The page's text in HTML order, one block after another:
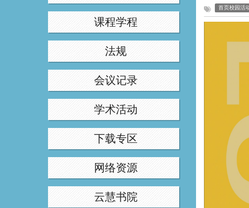
课程学程
法规
会议记录
学术活动
下载专区
网络资源
云慧书院
首页校园活